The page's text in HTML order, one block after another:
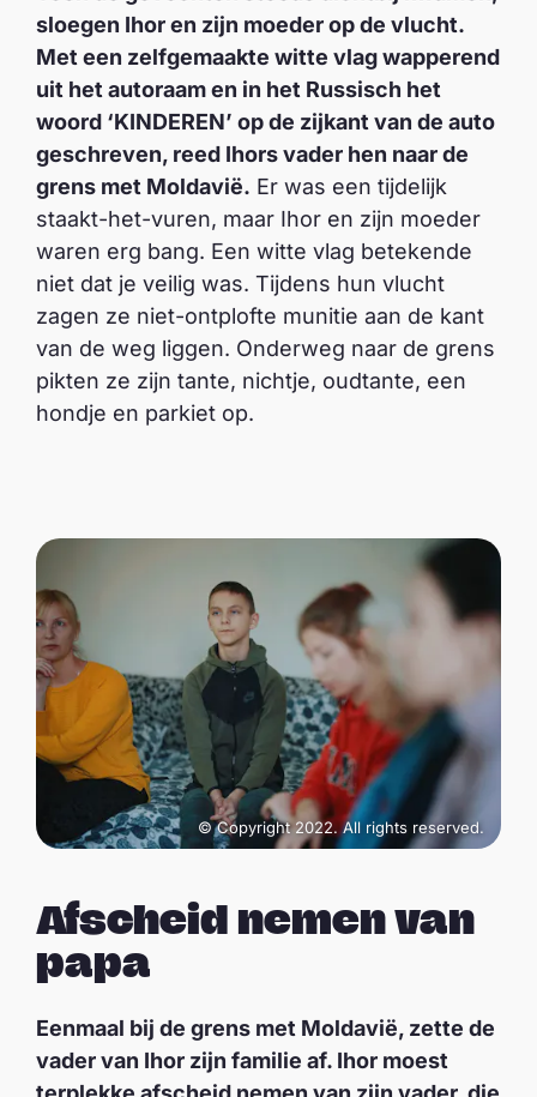
sloegen Ihor en zijn moeder op de vlucht.
Met een zelfgemaakte witte vlag wapperend
uit het autoraam en in het Russisch het
woord ‘KINDEREN’ op de zijkant van de auto
geschreven, reed Ihors vader hen naar de
grens met Moldavië. Er was een tijdelijk
staakt-het-vuren, maar Ihor en zijn moeder
waren erg bang. Een witte vlag betekende
niet dat je veilig was. Tijdens hun vlucht
zagen ze niet-ontplofte munitie aan de kant
van de weg liggen. Onderweg naar de grens
pikten ze zijn tante, nichtje, oudtante, een
hondje en parkiet op.
© Copyright 2022. All rights reserved.
Afscheid nemen van
papa
Eenmaal bij de grens met Moldavië, zette de
vader van Ihor zijn familie af. Ihor moest